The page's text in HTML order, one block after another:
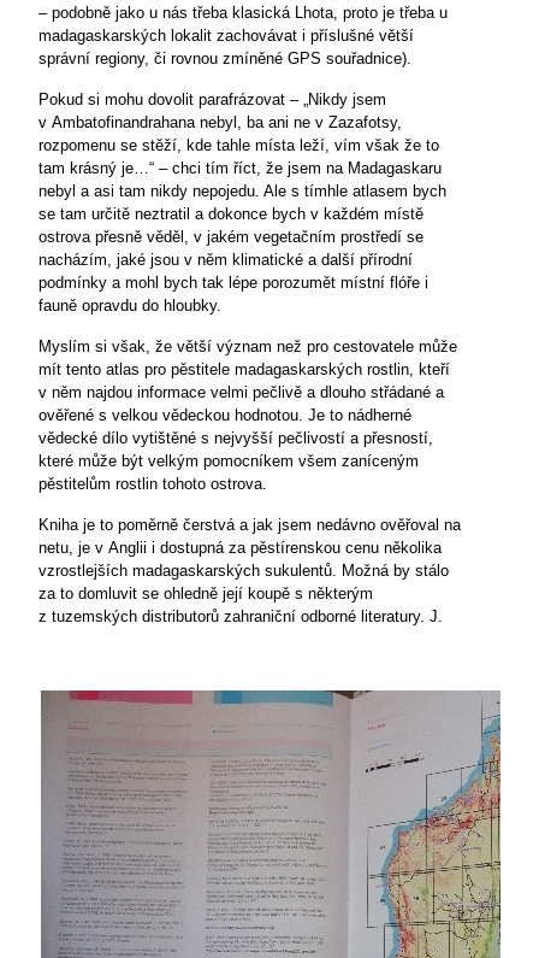
– podobně jako u nás třeba klasická Lhota, proto je třeba u
madagaskarských lokalit zachovávat i příslušné větší
správní regiony, či rovnou zmíněné GPS souřadnice).
Pokud si mohu dovolit parafrázovat – „Nikdy jsem
v Ambatofinandrahana nebyl, ba ani ne v Zazafotsy,
rozpomenu se stěží, kde tahle místa leží, vím však že to
tam krásný je…“ – chci tím říct, že jsem na Madagaskaru
nebyl a asi tam nikdy nepojedu. Ale s tímhle atlasem bych
se tam určitě neztratil a dokonce bych v každém místě
ostrova přesně věděl, v jakém vegetačním prostředí se
nacházím, jaké jsou v něm klimatické a další přírodní
podmínky a mohl bych tak lépe porozumět místní flóře i
fauně opravdu do hloubky.
Myslím si však, že větší význam než pro cestovatele může
mít tento atlas pro pěstitele madagaskarských rostlin, kteří
v něm najdou informace velmi pečlivě a dlouho střádané a
ověřené s velkou vědeckou hodnotou. Je to nádherné
vědecké dílo vytištěné s nejvyšší pečlivostí a přesností,
které může být velkým pomocníkem všem zaníceným
pěstitelům rostlin tohoto ostrova.
Kniha je to poměrně čerstvá a jak jsem nedávno ověřoval na
netu, je v Anglii i dostupná za pěstírenskou cenu několika
vzrostlejších madagaskarských sukulentů. Možná by stálo
za to domluvit se ohledně její koupě s některým
z tuzemských distributorů zahraniční odborné literatury. J.